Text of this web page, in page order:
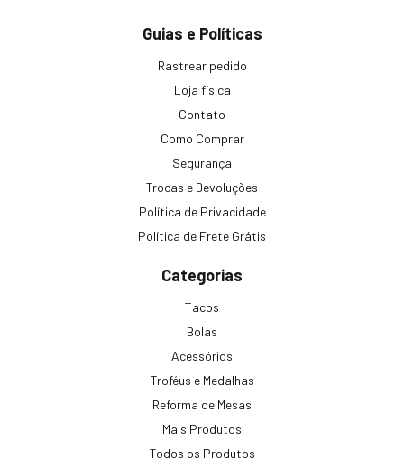
Guias e Políticas
Rastrear pedido
Loja física
Contato
Como Comprar
Segurança
Trocas e Devoluções
Política de Privacidade
Política de Frete Grátis
Categorias
Tacos
Bolas
Acessórios
Troféus e Medalhas
Reforma de Mesas
Mais Produtos
Todos os Produtos